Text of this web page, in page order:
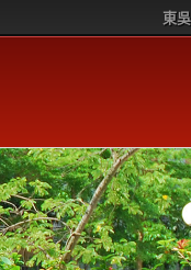
東